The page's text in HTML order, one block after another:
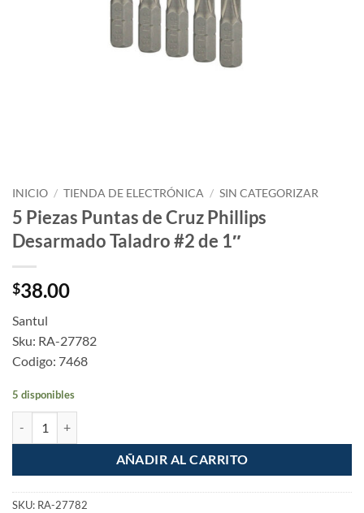
INICIO / TIENDA DE ELECTRÓNICA / SIN CATEGORIZAR
5 Piezas Puntas de Cruz Phillips
Desarmado Taladro #2 de 1″
$38.00
Santul
Sku: RA-27782
Codigo: 7468
5 disponibles
AÑADIR AL CARRITO
SKU: RA-27782